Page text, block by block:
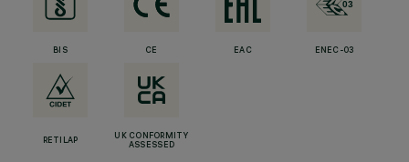
BIS CE EAC ENEC-03
RETILAP
UK CONFORMITY
ASSESSED